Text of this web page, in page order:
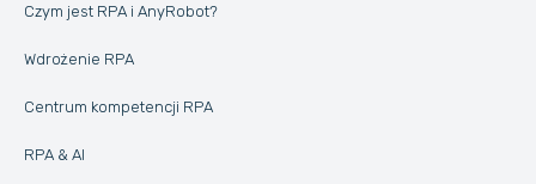
Czym jest RPA i AnyRobot?
Wdrożenie RPA
Centrum kompetencji RPA
RPA & AI